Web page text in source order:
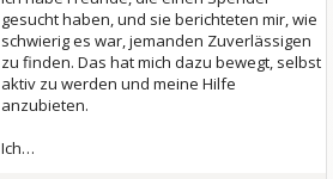
gesucht haben, und sie berichteten mir, wie
schwierig es war, jemanden Zuverlässigen
zu finden. Das hat mich dazu bewegt, selbst
aktiv zu werden und meine Hilfe
anzubieten.
Ich…